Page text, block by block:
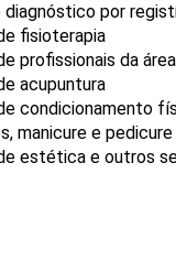
por
fisioterapia
profissionais da
acupuntura
condicionamento
manicure e pedicure
estética e outros